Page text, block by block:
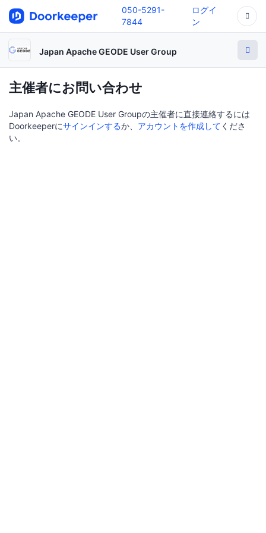
050-5291-
7844
ログイ
ン
Japan Apache GEODE User Group
主催者にお問い合わせ
Japan Apache GEODE User Groupの主催者に直接連絡するには
Doorkeeperにサインインするか、 アカウントを作成して くださ
い。